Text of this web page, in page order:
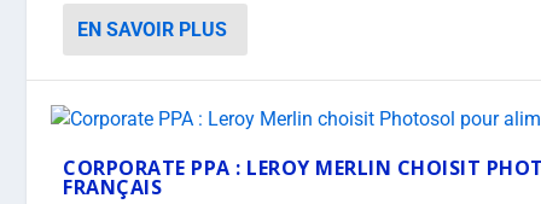
EN SAVOIR PLUS
CORPORATE PPA : LEROY MERLIN CHOISIT
FRANÇAIS